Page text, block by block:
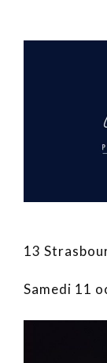
13
Samedi 11